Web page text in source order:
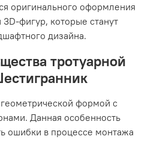
оригинального оформления
фигур, которые станут
дизайна.
тротуарной
формой с
Данная особенность
ошибки в процессе монтажа